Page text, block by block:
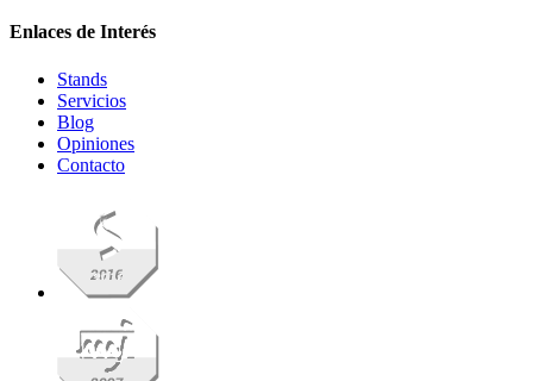
Enlaces de Interés
Stands
Servicios
Blog
Opiniones
Contacto